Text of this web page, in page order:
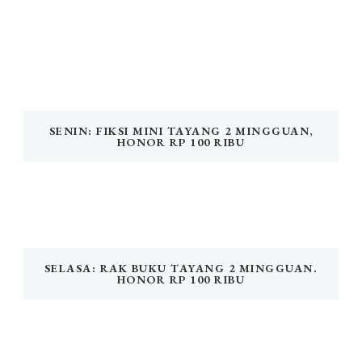
SENIN: FIKSI MINI TAYANG 2 MINGGUAN,
HONOR RP 100 RIBU
SELASA: RAK BUKU TAYANG 2 MINGGUAN.
HONOR RP 100 RIBU